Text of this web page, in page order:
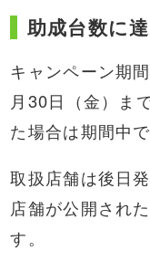
助成台数に
キャンペーン期
月30日（金）ま
た場合は期間中
取扱店舗は後日
店舗が公開され
す。